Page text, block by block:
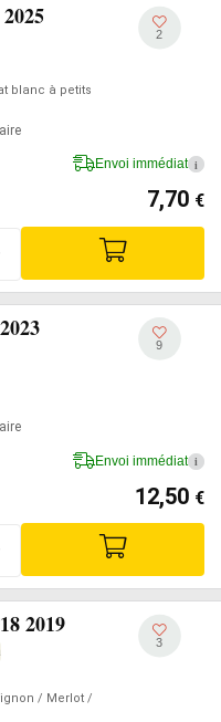
blanc à petits
2
Envoi immédiat i
7,70 €
9
Envoi immédiat i
12,50 €
2019
/ Merlot /
3